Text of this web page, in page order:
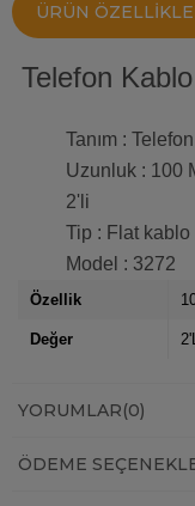
ÜRÜN
Telefon
Tanım :
Uzunluk : 100
2'li
Tip : Flat kablo
Model : 3272
Özellik
Değer
YORUMLAR(0)
ÖDEME